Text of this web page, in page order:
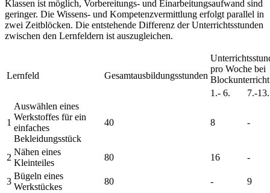
Klassen ist möglich, Vorbereitungs- und Einarbeitungsaufwand sind
geringer. Die Wissens- und Kompetenzvermittlung erfolgt parallel in
zwei Zeitblöcken. Die entstehende Differenz der Unterrichtsstunden
zwischen den Lernfeldern ist auszugleichen.
Lernfeld Gesamtausbildungsstunden
pro Woche bei
Blockunterricht
1.- 6.
7.-13.
1
Auswählen eines
Werkstoffes für ein
einfaches
Bekleidungsstück
40 8 -
2
Nähen eines
Kleinteiles
80 16 -
3
Bügeln eines
Werkstückes
80 - 9